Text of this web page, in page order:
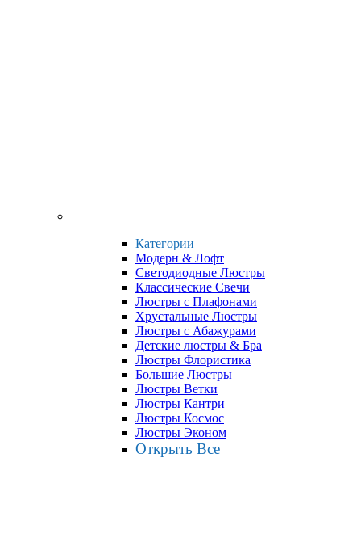
Категории
Модерн & Лофт
Светодиодные Люстры
Классические Свечи
Люстры с Плафонами
Хрустальные Люстры
Люстры с Абажурами
Детские люстры & Бра
Люстры Флористика
Большие Люстры
Люстры Ветки
Люстры Кантри
Люстры Космос
Люстры Эконом
Открыть Все